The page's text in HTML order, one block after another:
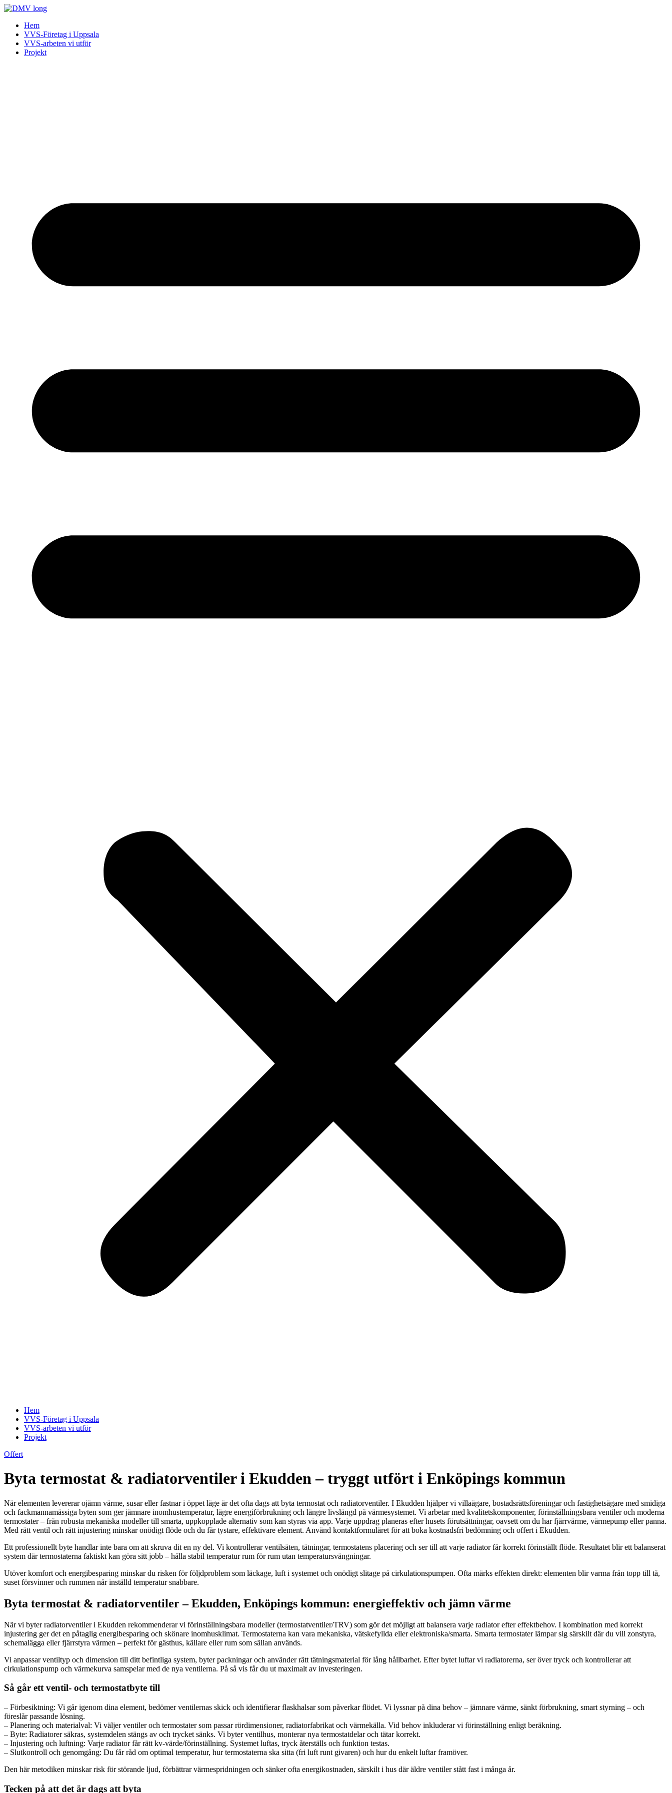
Skip
contentHem
VVS-Företag i Uppsala
VVS-arbeten vi utför
Projekt
Hem
VVS-Företag i Uppsala
VVS-arbeten vi utför
Projekt
Offert
Byta termostat & radiatorventiler i Ekudden – tryggt utfört i Enköpings kommun
När elementen levererar ojämn värme, susar eller fastnar i öppet läge är det ofta dags att byta termostat och radiatorventiler. I Ekudden hjälper vi villaägare, bostadsrättsföreningar och fastighetsägare med smidiga
och fackmannamässiga byten som ger jämnare inomhustemperatur, lägre energiförbrukning och längre livslängd på värmesystemet. Vi arbetar med kvalitetskomponenter, förinställningsbara ventiler och moderna
termostater – från robusta mekaniska modeller till smarta, uppkopplade alternativ som kan styras via app. Varje uppdrag planeras efter husets förutsättningar, oavsett om du har fjärrvärme, värmepump eller panna.
Med rätt ventil och rätt injustering minskar onödigt flöde och du får tystare, effektivare element. Använd kontaktformuläret för att boka kostnadsfri bedömning och offert i Ekudden.
Ett professionellt byte handlar inte bara om att skruva dit en ny del. Vi kontrollerar ventilsäten, tätningar, termostatens placering och ser till att varje radiator får korrekt förinställt flöde. Resultatet blir ett balanserat
system där termostaterna faktiskt kan göra sitt jobb – hålla stabil temperatur rum för rum utan temperatursvängningar.
Utöver komfort och energibesparing minskar du risken för följdproblem som läckage, luft i systemet och onödigt slitage på cirkulationspumpen. Ofta märks effekten direkt: elementen blir varma från topp till tå,
suset försvinner och rummen når inställd temperatur snabbare.
Byta termostat & radiatorventiler – Ekudden, Enköpings kommun: energieffektiv och jämn värme
När vi byter radiatorventiler i Ekudden rekommenderar vi förinställningsbara modeller (termostatventiler/TRV) som gör det möjligt att balansera varje radiator efter effektbehov. I kombination med korrekt
injustering ger det en påtaglig energibesparing och skönare inomhusklimat. Termostaterna kan vara mekaniska, vätskefyllda eller elektroniska/smarta. Smarta termostater lämpar sig särskilt där du vill zonstyra,
schemalägga eller fjärrstyra värmen – perfekt för gästhus, källare eller rum som sällan används.
Vi anpassar ventiltyp och dimension till ditt befintliga system, byter packningar och använder rätt tätningsmaterial för lång hållbarhet. Efter bytet luftar vi radiatorerna, ser över tryck och kontrollerar att
cirkulationspump och värmekurva samspelar med de nya ventilerna. På så vis får du ut maximalt av investeringen.
Så går ett ventil- och termostatbyte till
– Förbesiktning: Vi går igenom dina element, bedömer ventilernas skick och identifierar flaskhalsar som påverkar flödet. Vi lyssnar på dina behov – jämnare värme, sänkt förbrukning, smart styrning – och
föreslår passande lösning.
– Planering och materialval: Vi väljer ventiler och termostater som passar rördimensioner, radiatorfabrikat och värmekälla. Vid behov inkluderar vi förinställning enligt beräkning.
– Byte: Radiatorer säkras, systemdelen stängs av och trycket sänks. Vi byter ventilhus, monterar nya termostatdelar och tätar korrekt.
– Injustering och luftning: Varje radiator får rätt kv-värde/förinställning. Systemet luftas, tryck återställs och funktion testas.
– Slutkontroll och genomgång: Du får råd om optimal temperatur, hur termostaterna ska sitta (fri luft runt givaren) och hur du enkelt luftar framöver.
Den här metodiken minskar risk för störande ljud, förbättrar värmespridningen och sänker ofta energikostnaden, särskilt i hus där äldre ventiler stått fast i många år.
Tecken på att det är dags att byta